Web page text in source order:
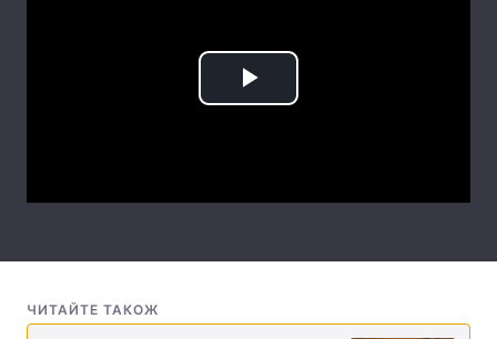
Play
ЧИТАЙТЕ ТАКОЖ